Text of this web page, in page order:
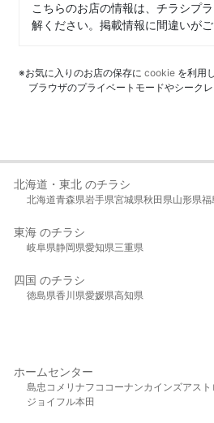
こちらのお店の情報は、チラシプ
解ください。掲載情報に間違いが
※お気に入りのお店の保存に cookie を利用
ブラウザのプライベートモードやシーク
北海道・東北 のチラシ
北海道青森県岩手県宮城県秋田県山形県福
東海 のチラシ
岐阜県静岡県愛知県三重県
四国 のチラシ
徳島県香川県愛媛県高知県
ホームセンター
島忠 コメリ ナフコ コーナンカインズアス
ジョイフル本田